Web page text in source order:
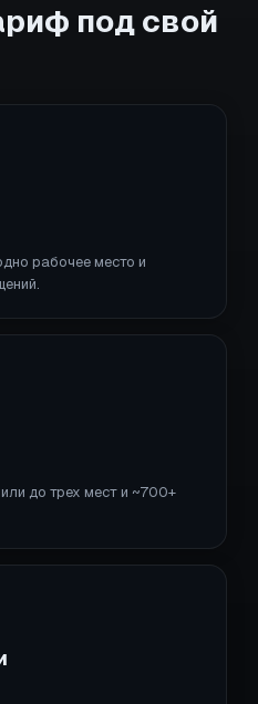
под свой
рабочее место и
до трех мест и ~700+